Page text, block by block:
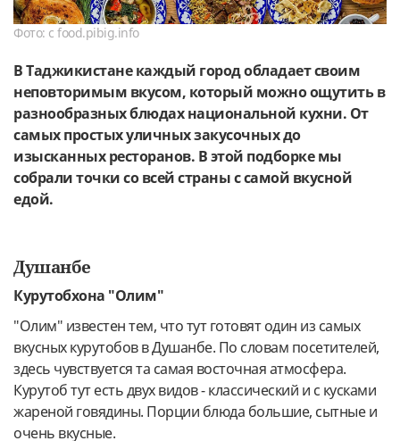
Фото: с food.pibig.info
В Таджикистане каждый город обладает своим
неповторимым вкусом, который можно ощутить в
разнообразных блюдах национальной кухни. От
самых простых уличных закусочных до
изысканных ресторанов. В этой подборке мы
собрали точки со всей страны с самой вкусной
едой.
Душанбе
Курутобхона "Олим"
"Олим" известен тем, что тут готовят один из самых
вкусных курутобов в Душанбе. По словам посетителей,
здесь чувствуется та самая восточная атмосфера.
Курутоб тут есть двух видов - классический и с кусками
жареной говядины. Порции блюда большие, сытные и
очень вкусные.